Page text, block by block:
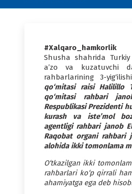
#Xalqaro_hamkorlik
Shusha shahrida
a’zo va kuzatuvchi
rahbarlarining 3-
qo‘mitasi raisi Halilillo
qo‘mitasi rahbari
Respublikasi Prezidenti
kurash va iste’mol
agentligi rahbari janob
Raqobat organi rahbari
alohida ikki tomonlama
O‘tkazilgan ikki
rahbarlari ko‘p qirrali
ahamiyatga ega deb